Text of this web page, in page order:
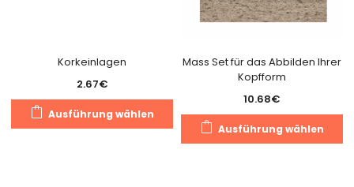
Korkeinlagen
2.67€
Ausführung wählen
Produkt
weist
Mass Set für das Abbilden Ihrer
Kopfform
10.68€
Ausführung wählen